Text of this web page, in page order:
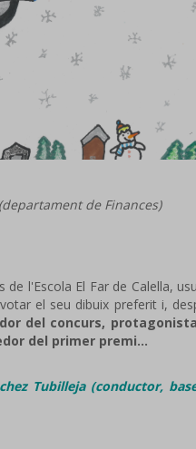
de Finances)
l'Escola El Far de Calella,
el seu dibuix preferit i,
del concurs,
del primer premi...
Tubilleja (conductor,